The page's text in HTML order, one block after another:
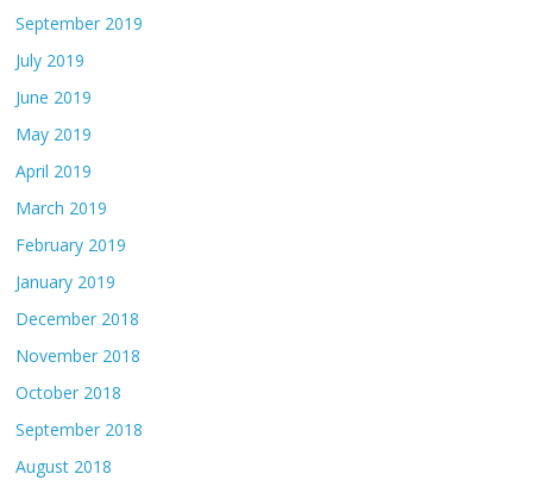
September 2019
July 2019
June 2019
May 2019
April 2019
March 2019
February 2019
January 2019
December 2018
November 2018
October 2018
September 2018
August 2018